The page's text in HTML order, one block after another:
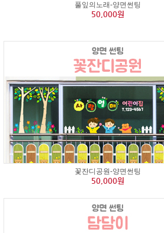
풀잎의노래-양면썬팅
50,000원
꽃잔디공원-양면썬팅
50,000원